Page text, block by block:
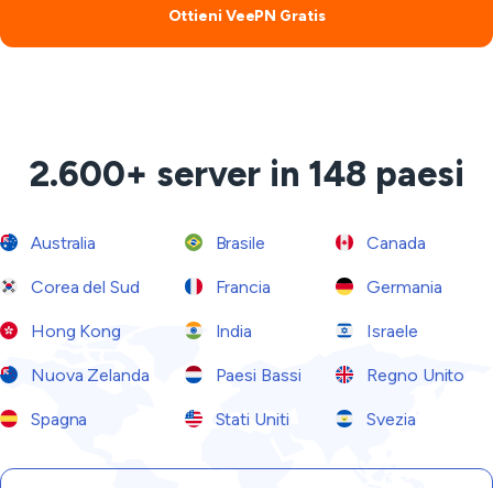
Ottieni VeePN Gratis
2.600+ server in 148 paesi
Australia Brasile Canada
Corea del Sud Francia Germania
Hong Kong India Israele
Nuova Zelanda Paesi Bassi Regno Unito
Spagna Stati Uniti Svezia